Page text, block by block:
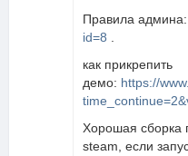
Правила админа:
id=8
как прикрепить
демо: https://
Хорошая сборка
steam, если